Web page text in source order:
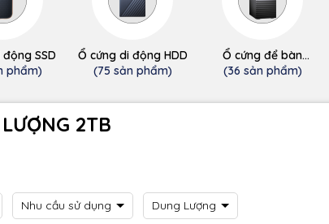
SSD
phẩm)
Ổ cứng di động HDD
(75 sản phẩm)
Ổ cứng để bàn
(desktop)
(36 sản phẩm)
2TB
Nhu cầu sử dụng Dung Lượng